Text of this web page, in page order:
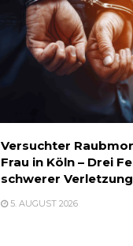
Versuchter
Frau in Köln – Drei
schwerer Verletzung
5. AUGUST 2026